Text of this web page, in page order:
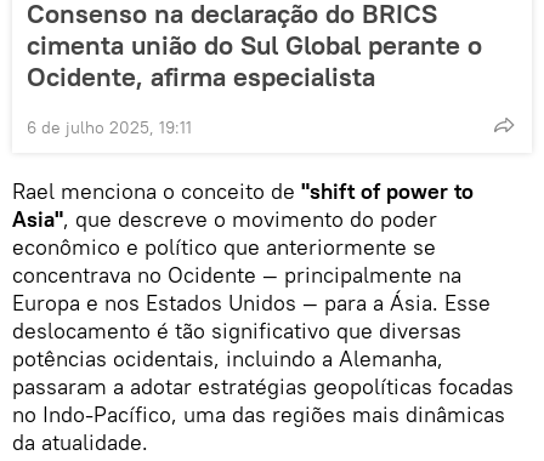
Consenso na declaração do BRICS
cimenta união do Sul Global perante o
Ocidente, afirma especialista
6 de julho 2025, 19:11
Rael menciona o conceito de "shift of power to
Asia", que descreve o movimento do poder
econômico e político que anteriormente se
concentrava no Ocidente — principalmente na
Europa e nos Estados Unidos — para a Ásia. Esse
deslocamento é tão significativo que diversas
potências ocidentais, incluindo a Alemanha,
passaram a adotar estratégias geopolíticas focadas
no Indo-Pacífico, uma das regiões mais dinâmicas
da atualidade.